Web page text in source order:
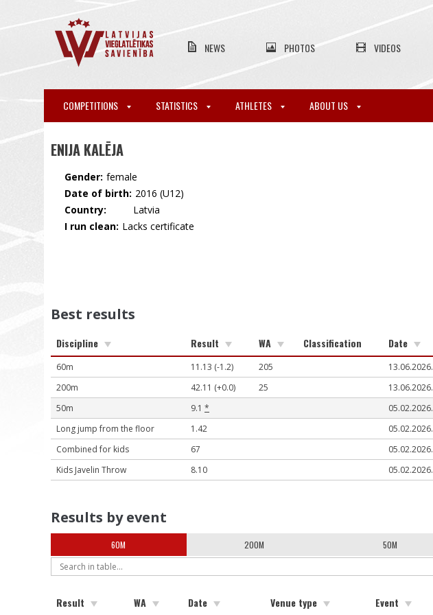
NEWS PHOTOS VIDEOS
COMPETITIONS STATISTICS ATHLETES ABOUT US
ENIJA KALĒJA
Gender: female
Date of birth: 2016 (U12)
Country:
🇱🇻 Latvia
I run clean: Lacks certificate
Best results
Discipline Result WA Classification Date
60m 11.13 (-1.2) 205 13.06.2026.
200m
42.11 (+0.0) 25 13.06.2026.
50m
9.1 * 05.02.2026.
Long jump from the floor
1.42 05.02.2026.
Combined for kids
67 05.02.2026.
Kids Javelin Throw
8.10 05.02.2026.
Results by event
60M 200M 50M
Result WA Date Venue type Event